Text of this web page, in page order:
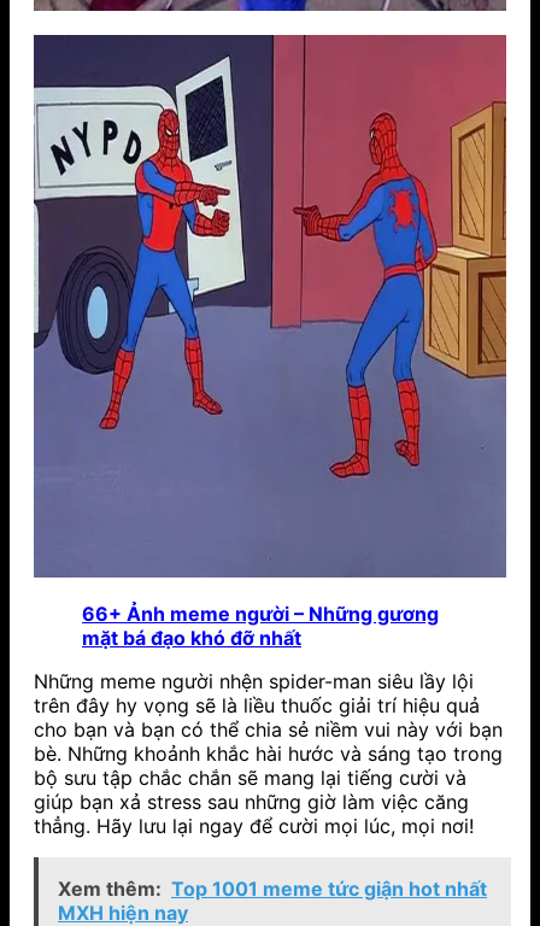
66+ Ảnh meme người – Những gương
mặt bá đạo khó đỡ nhất
Những meme người nhện spider-man siêu lầy lội
trên đây hy vọng sẽ là liều thuốc giải trí hiệu quả
cho bạn và bạn có thể chia sẻ niềm vui này với bạn
bè. Những khoảnh khắc hài hước và sáng tạo trong
bộ sưu tập chắc chắn sẽ mang lại tiếng cười và
giúp bạn xả stress sau những giờ làm việc căng
thẳng. Hãy lưu lại ngay để cười mọi lúc, mọi nơi!
Xem thêm: Top 1001 meme tức giận hot nhất
MXH hiện nay